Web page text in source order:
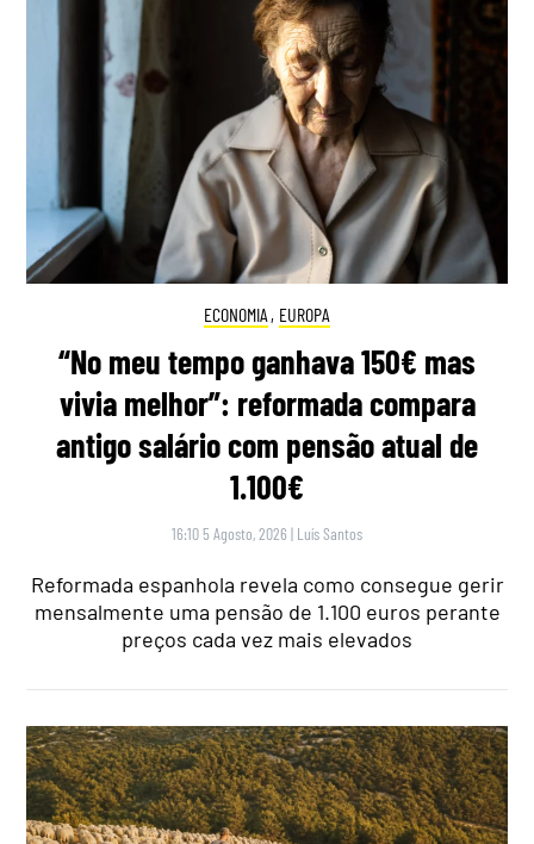
ECONOMIA , EUROPA
“No meu tempo ganhava 150€ mas
vivia melhor”: reformada compara
antigo salário com pensão atual de
1.100€
16:10 5 Agosto, 2026 | Luís Santos
Reformada espanhola revela como consegue gerir
mensalmente uma pensão de 1.100 euros perante
preços cada vez mais elevados